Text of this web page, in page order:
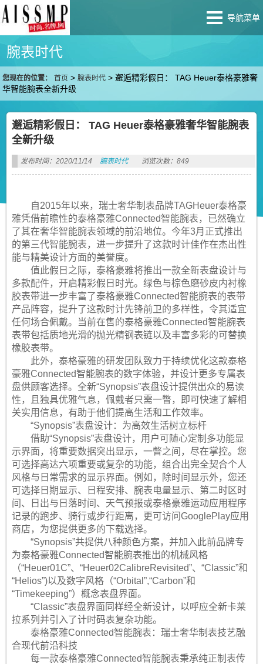
导航菜单
腕表时代
您现在的位置： 首页 >腕表时代 >邂逅精彩假日： TAG Heuer泰格豪雅奢
华智能腕表全新升级
邂逅精彩假日： TAG Heuer泰格豪雅奢华智能腕表
全新升级
发布时间：2020/11/14 腕表时代 浏览次数：849
自2015年以来，瑞士奢华制表品牌TAGHeuer泰格豪
雅凭借前瞻性的泰格豪雅Connected智能腕表，已然确立
了其在奢华智能腕表领域的前沿地位。今年3月正式推出
的第三代智能腕表，进一步提升了这款时计佳作在杰出性
能与精美设计方面的美誉度。
值此假日之际，泰格豪雅将推出一款全新表盘设计与
多款配件，开启精彩假日时光。绿色与棕色磨砂皮内衬橡
胶表带进一步丰富了泰格豪雅Connected智能腕表的表带
产品阵容，提升了这款时计先锋前卫的多样性，令其适宜
任何场合佩戴。当前在售的泰格豪雅Connected智能腕表
表带包括质地光滑的抛光精钢表链以及丰富多彩的可替换
橡胶表带。
此外，泰格豪雅的研发团队致力于持续优化这款泰格
豪雅Connected智能腕表的数字体验，并设计更多专属表
盘供顾客选择。全新“Synopsis”表盘设计提供出众的易读
性，且独具优雅气息，佩戴者只需一瞥，即可快速了解相
关实用信息，有助于他们提高生活和工作效率。
“Synopsis”表盘设计：为高效生活树立标杆
借助“Synopsis”表盘设计，用户可随心定制多功能显
示界面，将重要数据突出显示，一瞥之间，尽在掌控。您
可选择高达六项重要或复杂的功能，组合出完全契合个人
风格与日常需求的显示界面。例如，除时间显示外，您还
可选择日期显示、日程安排、腕表电量显示、第二时区时
间、日出与日落时间、天气预报或泰格豪雅运动应用程序
记录的跑步、骑行或步行距离，更可访问GooglePlay应用
商店，为您提供更多的下载选择。
“Synopsis”共提供八种颜色方案，并加入此前品牌专
为泰格豪雅Connected智能腕表推出的机械风格
（“Heuer01C”、“Heuer02CalibreRevisited”、“Classic”和
“Helios”)以及数字风格（“Orbital”,“Carbon”和
“Timekeeping”）概念表盘界面。
“Classic”表盘界面同样经全新设计，以呼应全新卡莱
拉系列并引入了计时码表复杂功能。
泰格豪雅Connected智能腕表：瑞士奢华制表技艺融
合现代前沿科技
每一款泰格豪雅Connected智能腕表秉承纯正制表传